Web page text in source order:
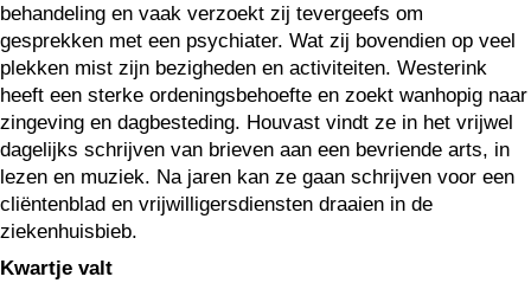
behandeling en vaak verzoekt zij tevergeefs om
gesprekken met een psychiater. Wat zij bovendien op veel
plekken mist zijn bezigheden en activiteiten. Westerink
heeft een sterke ordeningsbehoefte en zoekt wanhopig naar
zingeving en dagbesteding. Houvast vindt ze in het vrijwel
dagelijks schrijven van brieven aan een bevriende arts, in
lezen en muziek. Na jaren kan ze gaan schrijven voor een
cliëntenblad en vrijwilligersdiensten draaien in de
ziekenhuisbieb.
Kwartje valt